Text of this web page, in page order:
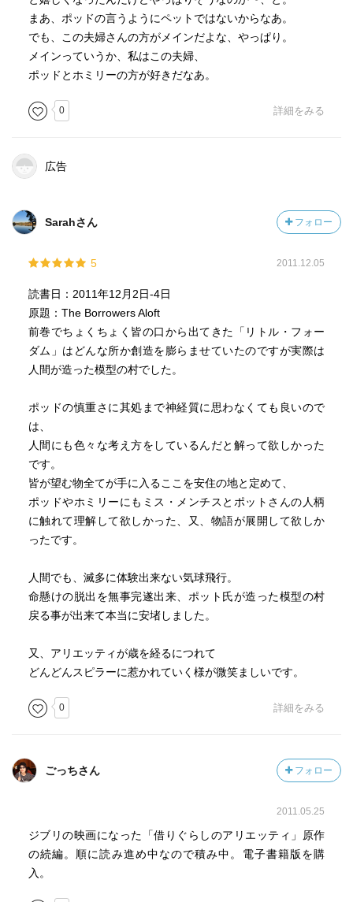
まあ、ポッドの言うようにペットではないからなあ。
でも、この夫婦さんの方がメインだよな、やっぱり。
メインっていうか、私はこの夫婦、
ポッドとホミリーの方が好きだなあ。
0 詳細をみる
広告
Sarahさん フォロー
5 2011.12.05
読書日：2011年12月2日-4日
原題：The Borrowers Aloft
前巻でちょくちょく皆の口から出てきた「リトル・フォー
ダム」はどんな所か創造を膨らませていたのですが実際は
人間が造った模型の村でした。
ポッドの慎重さに其処まで神経質に思わなくても良いので
は、
人間にも色々な考え方をしているんだと解って欲しかった
です。
皆が望む物全てが手に入るここを安住の地と定めて、
ポッドやホミリーにもミス・メンチスとポットさんの人柄
に触れて理解して欲しかった、又、物語が展開して欲しか
ったです。
人間でも、滅多に体験出来ない気球飛行。
命懸けの脱出を無事完遂出来、ポット氏が造った模型の村
戻る事が出来て本当に安堵しました。
又、アリエッティが歳を経るにつれて
どんどんスピラーに惹かれていく様が微笑ましいです。
0 詳細をみる
ごっちさん フォロー
2011.05.25
ジブリの映画になった「借りぐらしのアリエッティ」原作
の続編。順に読み進め中なので積み中。電子書籍版を購
入。